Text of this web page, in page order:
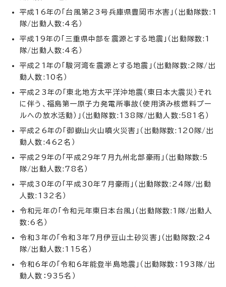
平成16年の「台風第23号兵庫県豊岡市水害」（出動隊数:1
隊/出動人数:4名）
平成19年の「三重県中部を震源とする地震」（出動隊数:1
隊/出動人数:4名）
平成21年の「駿河湾を震源とする地震」（出動隊数:2隊/出
動人数:10名）
平成23年の「東北地方太平洋沖地震（東日本大震災）それ
に伴う、福島第一原子力発電所事故（使用済み核燃料プー
ルへの放水活動）」（出動隊数:138隊/出動人数:581名）
平成26年の「御嶽山火山噴火災害」（出動隊数:120隊/出
動人数:462名）
平成29年の「平成29年7月九州北部豪雨」（出動隊数:5
隊/出動人数:78名）
平成30年の「平成30年7月豪雨」（出動隊数:24隊/出動
人数:132名）
令和元年の「令和元年東日本台風」（出動隊数:1隊/出動人
数:6名）
令和3年の「令和3年7月伊豆山土砂災害」（出動隊数:24
隊/出動人数:115名）
令和6年の「令和6年能登半島地震」（出動隊数：193隊/出
動人数：935名）